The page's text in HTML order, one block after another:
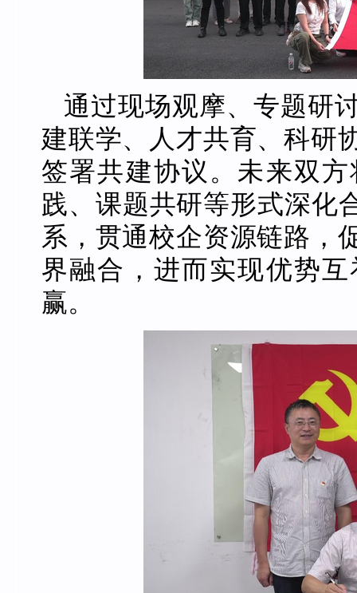
通过现场观摩、专题研
建联学、人才共育、科研
签署共建协议。未来双
践、课题共研等形式深化
系，贯通校企资源链路，
界融合，进而实现优势
赢。